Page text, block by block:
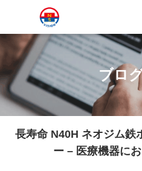
ブロ
長寿命 N40H ネオジム鉄
ー – 医療機器に